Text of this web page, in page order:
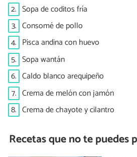
2. Sopa de coditos fría
3. Consomé de pollo
4. Pisca andina con huevo
5. Sopa wantán
6. Caldo blanco arequipeño
7. Crema de melón con jamón
8. Crema de chayote y cilantro
Recetas que no te puedes